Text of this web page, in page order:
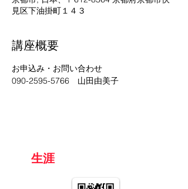
見区下油掛町１４３
講座概要
お申込み・お問い合わせ
090-2595-5766　山田由美子
生涯